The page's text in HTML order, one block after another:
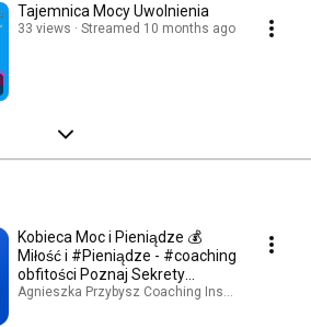
Tajemnica Mocy Uwolnienia
33 views Streamed 10 months ago
Kobieca Moc i Pieniądze 💰
Miłość i #Pieniądze - #coaching
obfitości Poznaj Sekrety
#Obfitosc. 💗
Agnieszka Przybysz Coaching Institute · Playlist